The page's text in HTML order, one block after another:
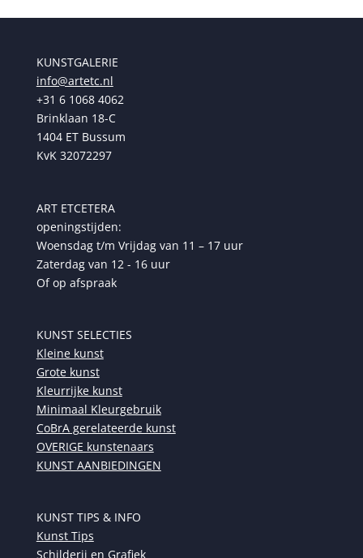
KUNSTGALERIE
info@artetc.nl
+31 6 1068 4062
Brinklaan 18-C
1404 ET Bussum
KvK 32072297
ART ETCETERA
openingstijden:
Woensdag t/m Vrijdag van 11 – 17 uur
Zaterdag van 12 - 16 uur
Of op afspraak
KUNST SELECTIES
Kleine kunst
Grote kunst
Kleurrijke kunst
Minimaal Kleurgebruik
CoBrA gerelateerde kunst
OVERIGE kunstenaars
KUNST AANBIEDINGEN
KUNST TIPS & INFO
Kunst Tips
Schilderij en Grafiek